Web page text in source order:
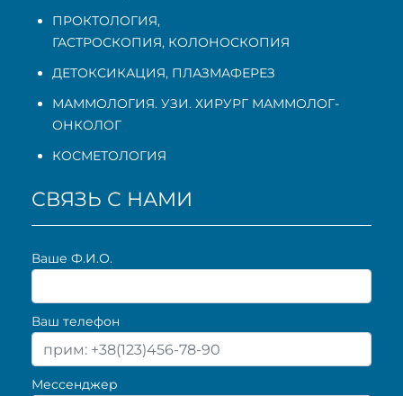
ПРОКТОЛОГИЯ,
ГАСТРОСКОПИЯ, КОЛОНОСКОПИЯ
ДЕТОКСИКАЦИЯ, ПЛАЗМАФЕРЕЗ
МАММОЛОГИЯ. УЗИ. ХИРУРГ МАММОЛОГ-
ОНКОЛОГ
КОСМЕТОЛОГИЯ
СВЯЗЬ С НАМИ
Ваше Ф.И.О.
Ваш телефон
Мессенджер